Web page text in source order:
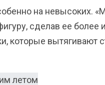
на невысоких.
сделав ее более
которые вытягивают